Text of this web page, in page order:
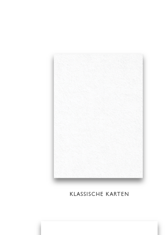
KLASSISCHE KARTEN